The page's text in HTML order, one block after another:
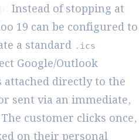
Instead of stopping at
19 can be configured to
a standard .ics
Google/Outlook
directly to the
sent via an immediate,
customer clicks once,